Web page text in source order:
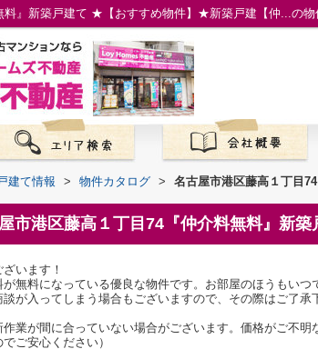
建て情報 > 物件カタログ > 名古屋市港区藤高１丁目
市港区藤高１丁目74『仲介料無料』新築
います！
無料になっている優良な物件です。お部屋のほうもいつ
が入ってしまう場合もございますので、その際はご了承
業が間に合っていない場合がございます。価格がご不
ご安心ください）